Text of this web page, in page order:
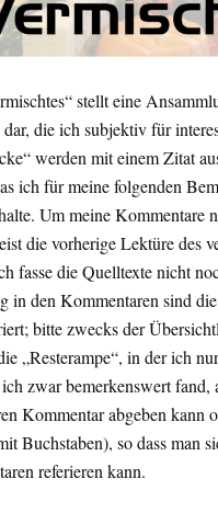
stellt eine
die ich subjektiv für
werden mit einem Zitat
ich für meine folgenden
Um meine Kommentare
die vorherige Lektüre des
fasse die Quelltexte nicht
in den Kommentaren sind
bitte zwecks der
„Resterampe“, in der ich
zwar bemerkenswert fand,
Kommentar abgeben kann
Buchstaben), so dass man
referieren kann.